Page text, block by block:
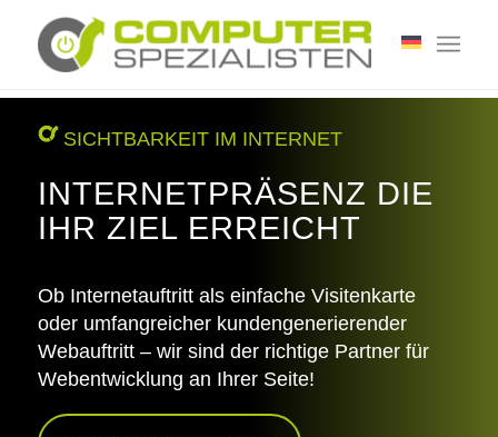
SICHTBARKEIT IM INTERNET
INTERNETPRÄSENZ DIE
IHR ZIEL ERREICHT
Ob Internetauftritt als einfache Visitenkarte
oder umfangreicher kundengenerierender
Webauftritt – wir sind der richtige Partner für
Webentwicklung an Ihrer Seite!